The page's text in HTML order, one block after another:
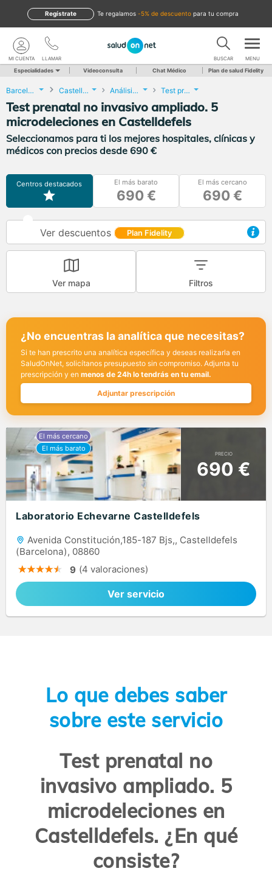
te regalamos -5% de descuento para tu compra
Regístrate
LLAMAR
MI CUENTA BUSCAR MENU
Especialidades Videoconsulta Chat Médico Plan de salud Fidelity
Barcelona Castelldefels Análisis Clínicos Test prenatal no invasivo ampliado. 5 microdeleciones
Test prenatal no invasivo ampliado. 5
microdeleciones en Castelldefels
Seleccionamos para ti los mejores hospitales, clínicas y
médicos con precios desde 690 €
Centros destacados El más barato
690 €
El más cercano
690 €
Ver descuentos Plan Fidelity
Ver mapa Filtros
¿No encuentras la analítica que necesitas?
Si te han prescrito una analítica específica y deseas realizarla en
SaludOnNet, solicítanos presupuesto sin compromiso. Adjunta tu
prescripción y en menos de 24h lo tendrás en tu email.
Adjuntar prescripción
PRECIO
690 €
Laboratorio Echevarne Castelldefels
Avenida Constitución,185-187 Bjs,, Castelldefels
(Barcelona), 08860
9 (4 valoraciones)
Ver servicio
Lo que debes saber
sobre este servicio
Test prenatal no
invasivo ampliado. 5
microdeleciones en
Castelldefels. ¿En qué
consiste?